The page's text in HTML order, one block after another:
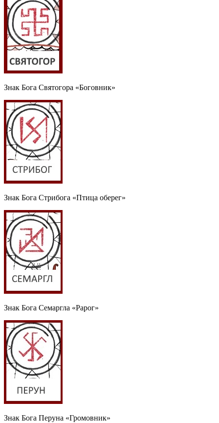
Знак Бога Святогора «Боговник»
Знак Бога Стрибога «Птица оберег»
Знак Бога Семаргла «Рарог»
Знак Бога Перуна «Громовник»